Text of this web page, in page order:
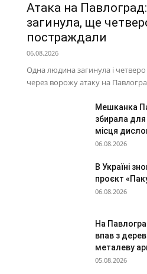
Атака на
загинула, ще
постраждали
06.08.2026
Одна людина загинула і
через ворожу атаку на
Мешканка
збирала для
місця
06.08.2026
В Україні
проєкт
06.08.2026
На
впав з
металеву
05.08.2026